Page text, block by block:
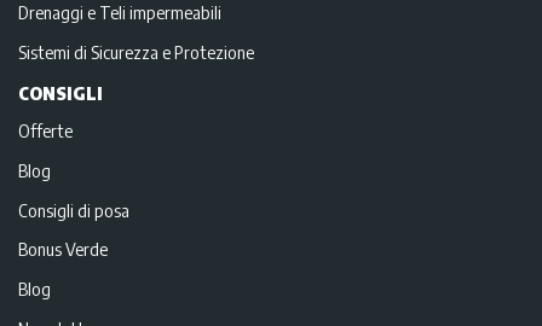
Drenaggi e Teli impermeabili
Sistemi di Sicurezza e Protezione
CONSIGLI
Offerte
Blog
Consigli di posa
Bonus Verde
Blog